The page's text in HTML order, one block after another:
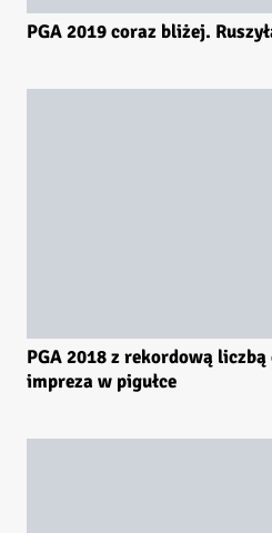
PGA 2019 coraz bliżej.
PGA 2018 z rekordową
impreza w pigułce